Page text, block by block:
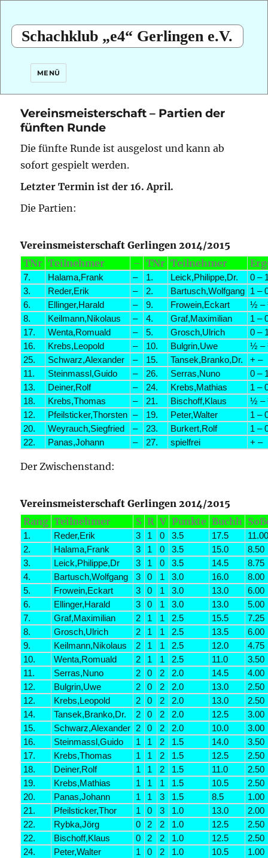
Schachklub „e4“ Gerlingen e.V.
MENÜ
Vereinsmeisterschaft – Partien der
fünften Runde
Die fünfte Runde ist ausgelost und kann ab
sofort gespielt werden.
Letzter Termin ist der 16. April.
Die Partien:
Vereinsmeisterschaft Gerlingen 2014/2015
TNr Teilnehmer – TNr Teilnehmer
7. Halama,Frank – 1. Leick,Philippe,Dr.
0 –
3.
Reder,Erik – 2. Bartusch,Wolfgang 1 –
6.
Ellinger,Harald – 9. Frowein,Eckart
½ –
8.
Keilmann,Nikolaus – 4. Graf,Maximilian
1 –
17.
Wenta,Romuald – 5. Grosch,Ulrich
0 –
16.
Krebs,Leopold – 10. Bulgrin,Uwe
½ –
25.
Schwarz,Alexander – 15. Tansek,Branko,Dr.
+ –
11.
Steinmassl,Guido – 26. Serras,Nuno
0 –
13.
Deiner,Rolf – 24. Krebs,Mathias
1 –
18.
Krebs,Thomas – 21. Bischoff,Klaus
½ –
12.
Pfeilsticker,Thorsten – 19. Peter,Walter
1 –
20.
Weyrauch,Siegfried – 23. Burkert,Rolf
1 –
22.
Panas,Johann – 27. spielfrei + –
Der Zwischenstand:
Vereinsmeisterschaft Gerlingen 2014/2015
Rang Teilnehmer S R V Punkte Buchh
1. Reder,Erik 3 1 0 3.5 17.5
2.
Halama,Frank 3 1 0 3.5 15.0
8.50
3.
Leick,Philippe,Dr 3 1 0 3.5 14.5
8.75
4.
Bartusch,Wolfgang 3 0 1 3.0 16.0
8.00
5.
Frowein,Eckart 3 0 1 3.0 13.0
6.00
6.
Ellinger,Harald 3 0 1 3.0 13.0
5.00
7.
Graf,Maximilian 2 1 1 2.5 15.5
7.25
8.
Grosch,Ulrich 2 1 1 2.5 13.5
6.00
9.
Keilmann,Nikolaus 2 1 1 2.5 12.0
4.75
10.
Wenta,Romuald 2 1 1 2.5 11.0
3.50
11.
Serras,Nuno 2 0 2 2.0 14.5
4.00
12.
Bulgrin,Uwe 2 0 2 2.0 13.0
2.50
12.
Krebs,Leopold 2 0 2 2.0 13.0
2.50
14.
Tansek,Branko,Dr. 2 0 2 2.0 12.5
3.00
15.
Schwarz,Alexander 2 0 2 2.0 10.0
3.00
16.
Steinmassl,Guido 1 1 2 1.5 14.0
3.50
17.
Krebs,Thomas 1 1 2 1.5 12.5
2.50
18.
Deiner,Rolf 1 1 2 1.5 11.0
2.50
19.
Krebs,Mathias 1 1 1 1.5 10.5
2.50
20.
Panas,Johann 1 1 3 1.5 8.5
1.00
21.
Pfeilsticker,Thor 1 0 3 1.0 13.0
2.00
22.
Rybka,Jörg 0 2 2 1.0 12.5
2.50
22.
Bischoff,Klaus 0 2 2 1.0 12.5
2.50
24.
Peter,Walter 1 0 2 1.0 10.5
1.00